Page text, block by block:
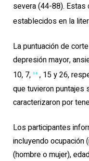
severa (44-88).
establecidos en la
La puntuación de
depresión mayor,
10, 7, 14, 15 y 26,
que tuvieron puntajes
caracterizaron por
Los participantes
incluyendo ocupación
(hombre o mujer),